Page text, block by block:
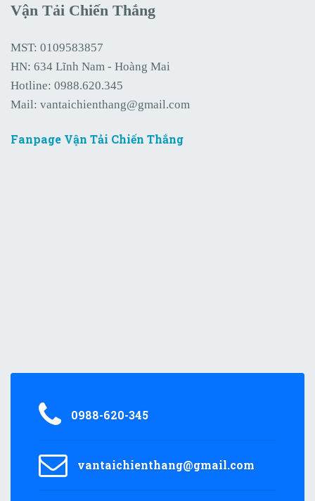
Vận Tải Chiến Thắng
MST: 0109583857
HN: 634 Lĩnh Nam - Hoàng Mai
Hotline: 0988.620.345
Mail: vantaichienthang@gmail.com
Fanpage Vận Tải Chiến Thắng
0988-620-345
vantaichienthang@gmail.com